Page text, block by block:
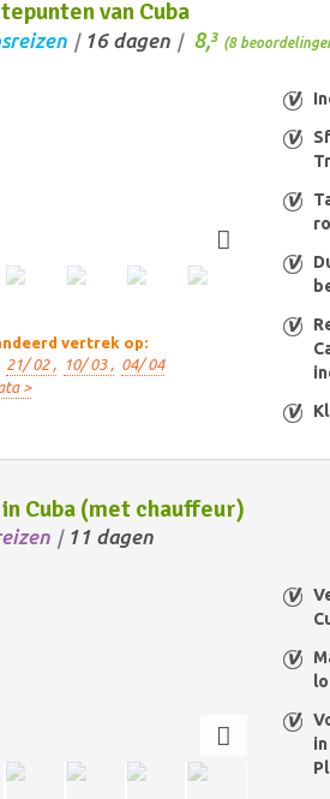
van Cuba
/ 16 dagen / 8,3 (8
vertrek op:
21/ 02 , 10/ 03 , 04/ 04
>
Cuba (met chauffeur)
/ 11 dagen